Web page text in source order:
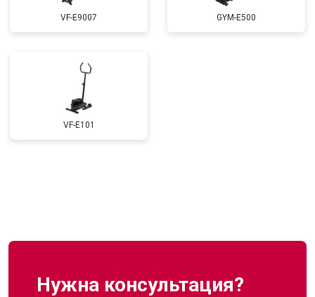
VF-E9007 GYM-E500
VF-E101
Нужна консультация?